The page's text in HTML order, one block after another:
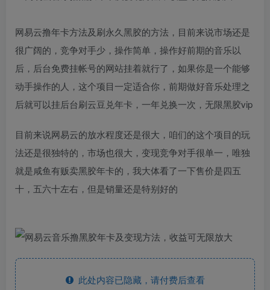
网易云撸年卡方法及刷永久黑胶的方法，目前来说市场还是
很广阔的，竞争对手少，操作简单，操作好前期的音乐以
后，后台免费挂帐号的网站挂着就行了，如果你是一个能够
动手操作的人，这个项目一定适合你，前期做好音乐处理之
后就可以挂后台刷云豆兑年卡，一年兑换一次，无限黑胶vip
目前来说网易云的放水程度还是很大，咱们的这个项目的玩
法还是很独特的，市场也很大，变现竞争对手很单一，唯独
就是咸鱼有贩卖黑胶年卡的，我大体看了一下售价是四五
十，五六十左右，但是销量还是特别好的
此处内容已隐藏，请付费后查看